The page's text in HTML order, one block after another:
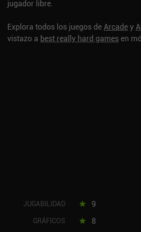
jugador libre.
Explora todos los juegos deArcadey
vistazo a best really hard games en
JUGABILIDAD 9
GRÁFICOS 8